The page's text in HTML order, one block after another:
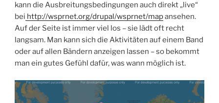
kann die Ausbreitungsbedingungen auch direkt „live“
bei http://wsprnet.org/drupal/wsprnet/mapansehen.
Auf der Seite ist immer viel los – sie lädt oft recht
langsam. Man kann sich die Aktivitäten auf einem Band
oder auf allen Bändern anzeigen lassen – so bekommt
man ein gutes Gefühl dafür, was wann möglich ist.